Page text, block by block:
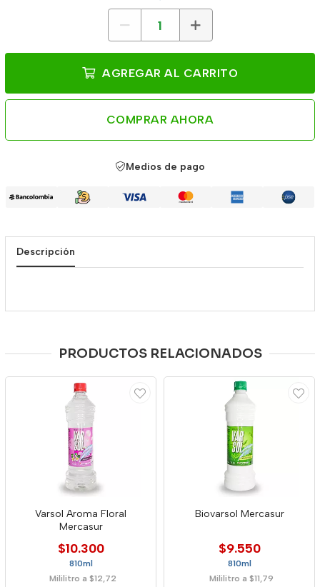
AGREGAR AL CARRITO
COMPRAR AHORA
Medios de pago
Descripción
PRODUCTOS RELACIONADOS
Varsol Aroma Floral
Mercasur
$10.300
810ml
Mililitro a $12,72
Biovarsol Mercasur
$9.550
810ml
Mililitro a $11,79